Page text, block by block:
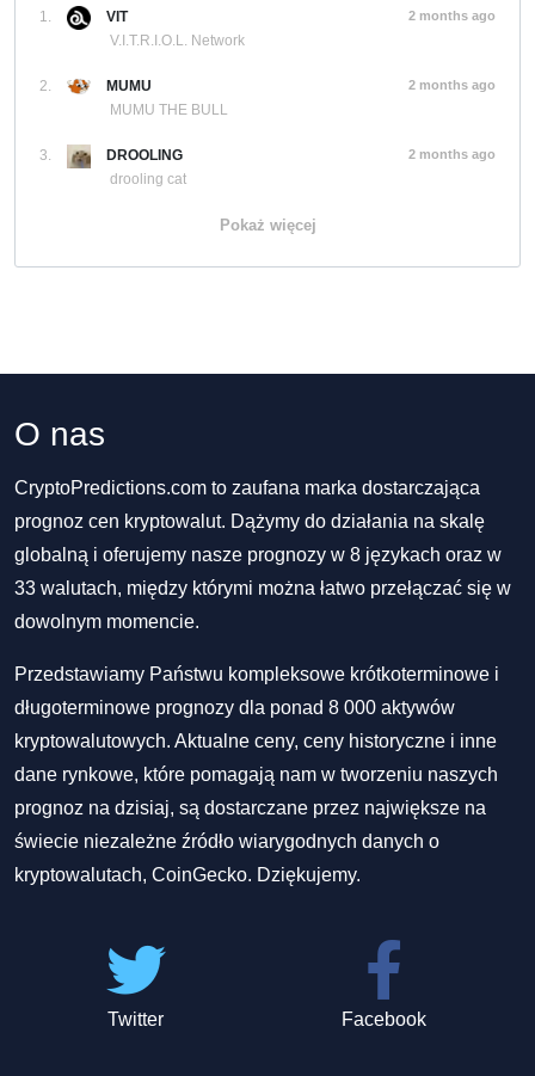
1.
VIT
V.I.T.R.I.O.L. Network
2 months ago
2.
MUMU
MUMU THE BULL
2 months ago
3.
DROOLING
drooling cat
2 months ago
Pokaż więcej
O nas
CryptoPredictions.com to zaufana marka dostarczająca
prognoz cen kryptowalut. Dążymy do działania na skalę
globalną i oferujemy nasze prognozy w 8 językach oraz w
33 walutach, między którymi można łatwo przełączać się w
dowolnym momencie.
Przedstawiamy Państwu kompleksowe krótkoterminowe i
długoterminowe prognozy dla ponad 8 000 aktywów
kryptowalutowych. Aktualne ceny, ceny historyczne i inne
dane rynkowe, które pomagają nam w tworzeniu naszych
prognoz na dzisiaj, są dostarczane przez największe na
świecie niezależne źródło wiarygodnych danych o
kryptowalutach, CoinGecko. Dziękujemy.
Twitter Facebook